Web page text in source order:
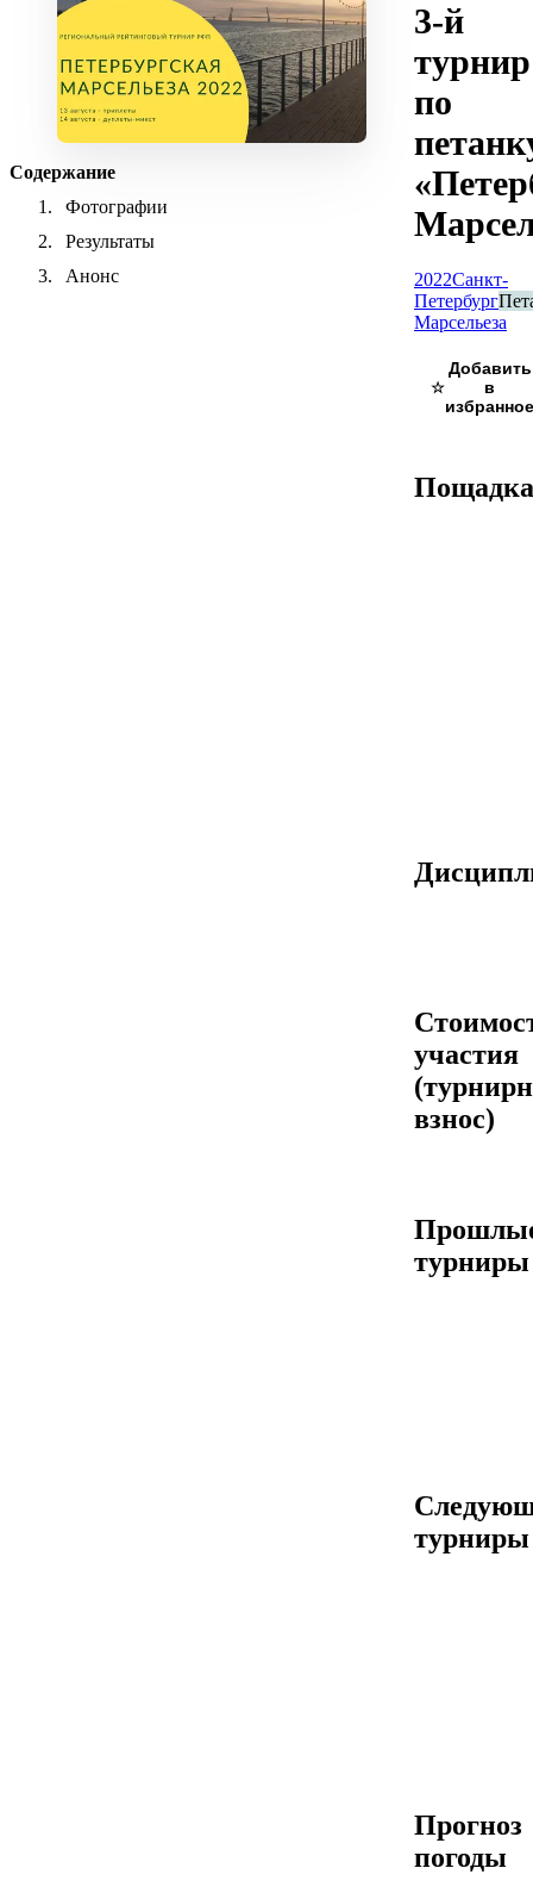
Содержание
Фотографии
Результаты
Анонс
3-й
турнир
по
2022Санкт-
Петербург
Марсельеза
☆
Пощадка
участия
взнос)
турниры
турниры
Прогноз
погоды